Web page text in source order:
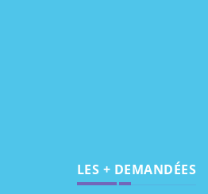
LES + DEMANDÉES